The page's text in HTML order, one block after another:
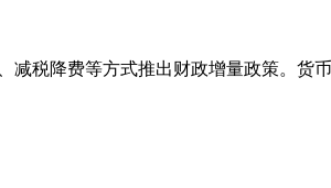
税降费等方式推出财政增量政策。货